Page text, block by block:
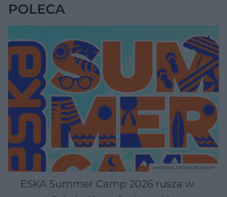
POLECA
ESKA Summer Camp 2026 rusza w
MATERIAŁ SPONSOROWANY